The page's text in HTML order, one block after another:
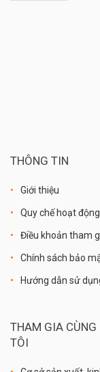
THÔNG TIN
Giới thiệu
Quy chế hoạt động
Điều khoản tham
Chính sách bảo
Hướng dẫn sử
THAM GIA CÙNG
TÔI